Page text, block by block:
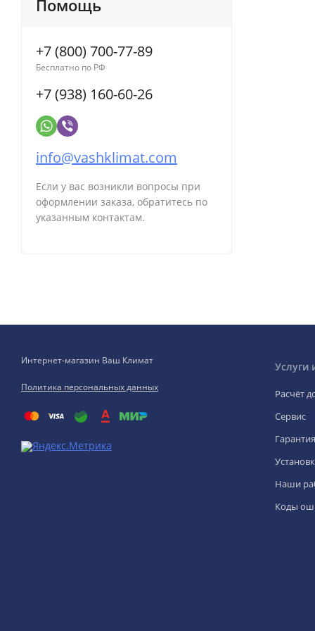
Венге, Кирпич тёмный
Венге, Сланец натуральный
Черный, Графит
Черный, дуб
Белая эмаль, Сланец скалистый белый
Черная эмаль, Сланец скалистый черный
Помощь
+7 (800) 700-77-89
Бесплатно по РФ
+7 (938) 160-60-26
info@vashklimat.com
Если у вас возникли вопросы при
оформлении заказа, обратитесь по
указанным контактам.
Интернет-магазин Ваш Климат
Политика персональных данных
Услуги
Расчёт
Сервис
Гарантия
Наши
Коды